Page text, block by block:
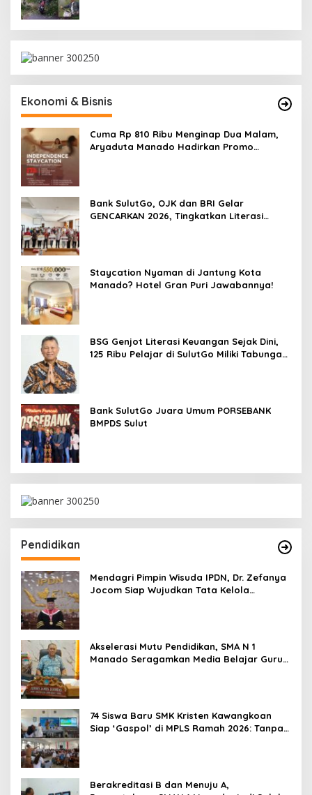
Ekonomi & Bisnis
Cuma Rp 810 Ribu Menginap Dua Malam,
Aryaduta Manado Hadirkan Promo
Bank SulutGo, OJK dan BRI Gelar
GENCARKAN 2026, Tingkatkan Literasi
Staycation Nyaman di Jantung Kota
Manado? Hotel Gran Puri Jawabannya!
BSG Genjot Literasi Keuangan Sejak Dini,
125 Ribu Pelajar di SulutGo Miliki Tabungan
Bank SulutGo Juara Umum PORSEBANK
BMPDS Sulut
Pendidikan
Mendagri Pimpin Wisuda IPDN, Dr. Zefanya
Jocom Siap Wujudkan Tata Kelola
Akselerasi Mutu Pendidikan, SMA N 1
Manado Seragamkan Media Belajar Guru
74 Siswa Baru SMK Kristen Kawangkoan
Siap ‘Gaspol’ di MPLS Ramah 2026: Tanpa
Berakreditasi B dan Menuju A,